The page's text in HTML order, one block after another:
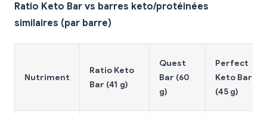
Ratio Keto Bar vs barres keto/protéinées
similaires (par barre)
Nutriment
Ratio Keto
Bar (41 g)
Quest
Bar (60
g)
Perfect
Keto Bar
(45 g)